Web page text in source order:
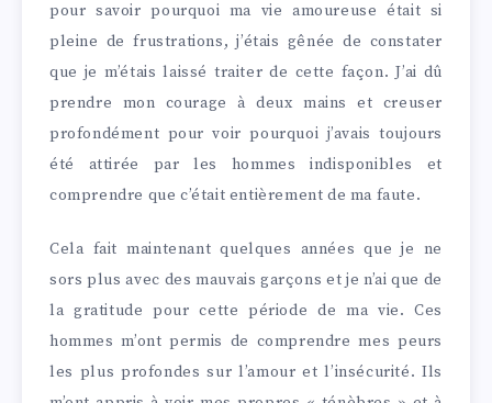
pour savoir pourquoi ma vie amoureuse était si
pleine de frustrations, j’étais gênée de constater
que je m’étais laissé traiter de cette façon. J’ai dû
prendre mon courage à deux mains et creuser
profondément pour voir pourquoi j’avais toujours
été attirée par les hommes indisponibles et
comprendre que c’était entièrement de ma faute.
Cela fait maintenant quelques années que je ne
sors plus avec des mauvais garçons et je n’ai que de
la gratitude pour cette période de ma vie. Ces
hommes m’ont permis de comprendre mes peurs
les plus profondes sur l’amour et l’insécurité. Ils